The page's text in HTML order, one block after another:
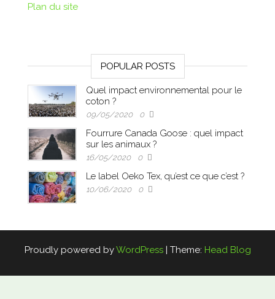
Plan du site
POPULAR POSTS
Quel impact environnemental pour le
coton ?
09/05/2020 0
Fourrure Canada Goose : quel impact
sur les animaux ?
16/05/2020 0
Le label Oeko Tex, qu’est ce que c’est ?
10/06/2020 0
Proudly powered byWordPress | Theme: Head Blog